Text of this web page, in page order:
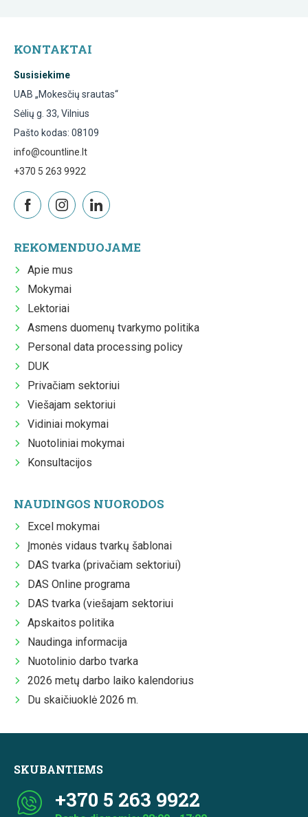
KONTAKTAI
Susisiekime
UAB „Mokesčių srautas“
Sėlių g. 33, Vilnius
Pašto kodas: 08109
info@countline.lt
+370 5 263 9922
REKOMENDUOJAME
Apie mus
Mokymai
Lektoriai
Asmens duomenų tvarkymo politika
Personal data processing policy
DUK
Privačiam sektoriui
Viešajam sektoriui
Vidiniai mokymai
Nuotoliniai mokymai
Konsultacijos
NAUDINGOS NUORODOS
Excel mokymai
Įmonės vidaus tvarkų šablonai
DAS tvarka (privačiam sektoriui)
DAS Online programa
DAS tvarka (viešajam sektoriui
Apskaitos politika
Naudinga informacija
Nuotolinio darbo tvarka
2026 metų darbo laiko kalendorius
Du skaičiuoklė 2026 m.
SKUBANTIEMS
+370 5 263 9922